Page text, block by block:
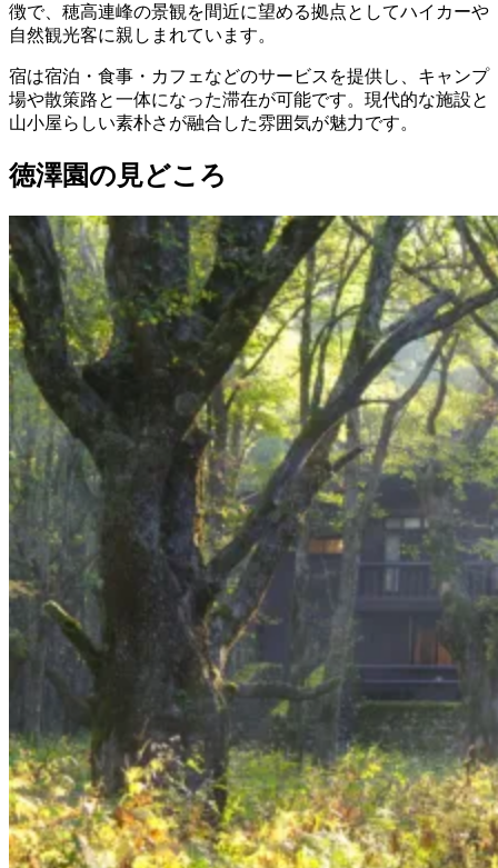
徴で、穂高連峰の景観を間近に望める拠点としてハイカーや
自然観光客に親しまれています。
宿は宿泊・食事・カフェなどのサービスを提供し、キャンプ
場や散策路と一体になった滞在が可能です。現代的な施設と
山小屋らしい素朴さが融合した雰囲気が魅力です。
徳澤園の見どころ